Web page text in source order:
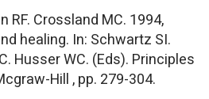
RF. Crossland MC. 1994,
healing. In: Schwartz SI.
Husser WC. (Eds). Principles
Hill , pp. 279-304.